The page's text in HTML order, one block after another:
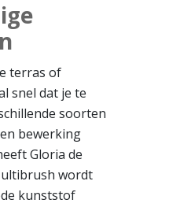
terras of
snel dat je te
soorten
bewerking
Gloria de
wordt
kunststof